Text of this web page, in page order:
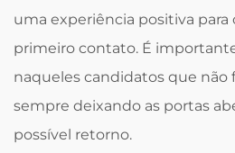
uma experiência positiva para
primeiro contato. É
naqueles candidatos que não
sempre deixando as portas
possível retorno.